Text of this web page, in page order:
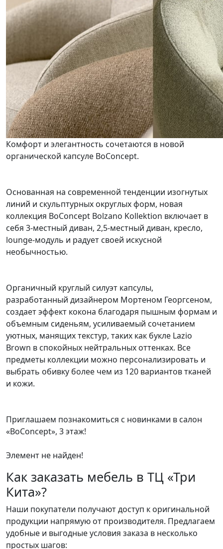
Комфорт и элегантность сочетаются в новой
органической капсуле BoConcept.
Основанная на современной тенденции изогнутых
линий и скульптурных округлых форм, новая
коллекция BoConcept Bolzano Kollektion включает в
себя 3-местный диван, 2,5-местный диван, кресло,
lounge-модуль и радует своей искусной
необычностью.
Органичный круглый силуэт капсулы,
разработанный дизайнером Мортеном Георгсеном,
создает эффект кокона благодаря пышным формам и
объемным сиденьям, усиливаемый сочетанием
уютных, манящих текстур, таких как букле Lazio
Brown в спокойных нейтральных оттенках. Все
предметы коллекции можно персонализировать и
выбрать обивку более чем из 120 вариантов тканей
и кожи.
Приглашаем познакомиться с новинками в салон
«BoConcept», 3 этаж!
Элемент не найден!
Как заказать мебель в ТЦ «Три
Кита»?
Наши покупатели получают доступ к оригинальной
продукции напрямую от производителя. Предлагаем
удобные и выгодные условия заказа в несколько
простых шагов: